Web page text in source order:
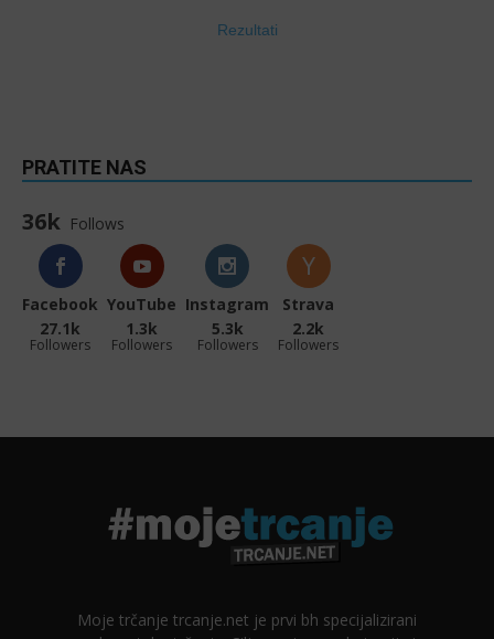
Rezultati
PRATITE NAS
36k Follows
Facebook
27.1k
Followers
YouTube
1.3k
Followers
Instagram
5.3k
Followers
Strava
2.2k
Followers
Moje trčanje trcanje.net je prvi bh specijalizirani